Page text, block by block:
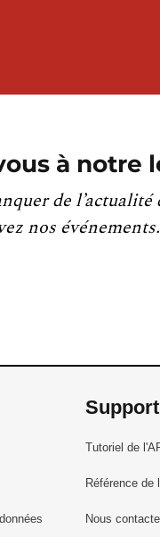
à notre
de
nos événements.
Support
Tutoriel de
Référence de
Nous